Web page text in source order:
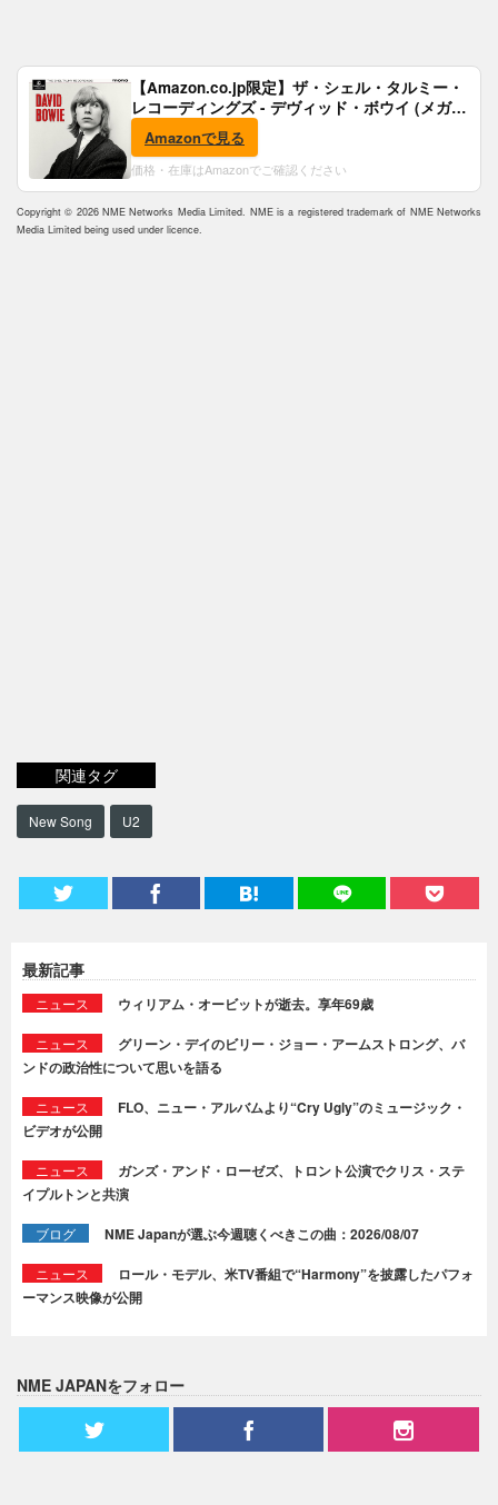
【Amazon.co.jp限定】ザ・シェル・タルミー・
レコーディングズ - デヴィッド・ボウイ (メガジ
ャケ付)
Amazonで見る
価格・在庫はAmazonでご確認ください
Copyright © 2026 NME Networks Media Limited. NME is a registered trademark of NME Networks
Media Limited being used under licence.
関連タグ
New Song U2
最新記事
ニュース ウィリアム・オービットが逝去。享年69歳
ニュース
グリーン・デイのビリー・ジョー・アームストロング、バ
ンドの政治性について思いを語る
ニュース
FLO、ニュー・アルバムより“Cry Ugly”のミュージック・
ビデオが公開
ニュース
ガンズ・アンド・ローゼズ、トロント公演でクリス・ステ
イプルトンと共演
ブログ NME Japanが選ぶ今週聴くべきこの曲：2026/08/07
ニュース
ロール・モデル、米TV番組で“Harmony”を披露したパフォ
ーマンス映像が公開
NME JAPANをフォロー